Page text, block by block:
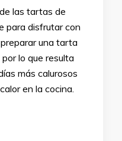
las tartas de
para disfrutar con
una tarta
lo que resulta
más calurosos
en la cocina.